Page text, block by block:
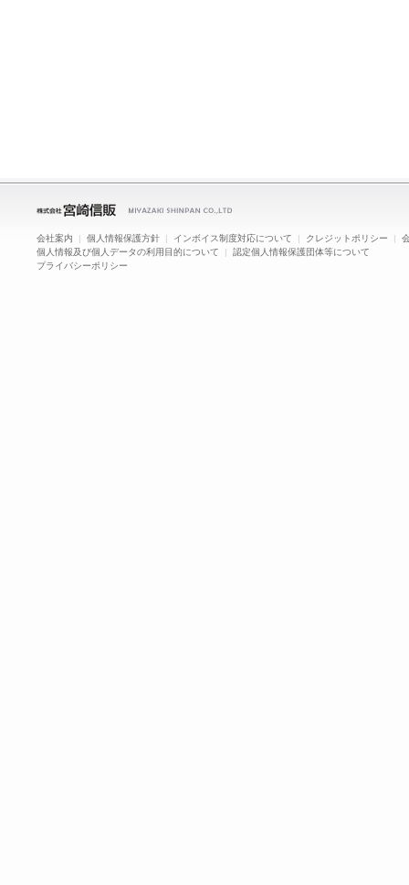
会社案内 | 個人情報保護方針 | インボイス制度対応について | クレジットポリシー |
個人情報及び個人データの利用目的について | 認定個人情報保護団体等について
プライバシーポリシー